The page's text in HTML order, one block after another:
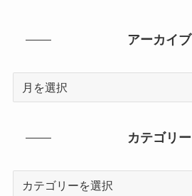
アーカイブ
カテゴリー